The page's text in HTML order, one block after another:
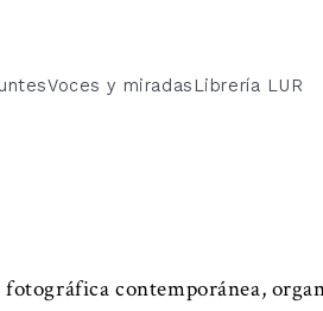
Voces y miradasLibrería LUR
contemporánea,